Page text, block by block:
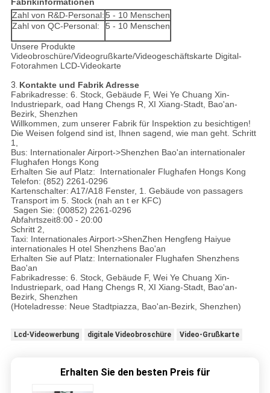
Fabrikinformationen
Zahl von R&D-Personal:5 - 10 Menschen
Zahl von QC-Personal:
5 - 10 Menschen
Unsere Produkte
Videobroschüre/Videogrußkarte/Videogeschäftskarte Digital-
Fotorahmen LCD-Videokarte
3. Kontakte und Fabrik Adresse
Fabrikadresse: 6. Stock, Gebäude F, Wei Ye Chuang Xin-
Industriepark, oad Hang Chengs R, XI Xiang-Stadt, Bao'an-
Bezirk, Shenzhen
Willkommen, zum unserer Fabrik für Inspektion zu besichtigen!
Die Weisen folgend sind ist, Ihnen sagend, wie man geht. Schritt
1,
Bus: Internationaler Airport->Shenzhen Bao'an internationaler
Flughafen Hongs Kong
Erhalten Sie auf Platz: Internationaler Flughafen Hongs Kong
Telefon: (852) 2261-0296
Kartenschalter: A17/A18 Fenster, 1. Gebäude von passagers
Transport im 5. Stock (nah an t er KFC)
Sagen Sie: (00852) 2261-0296
Abfahrtszeit8:00 - 20:00
Schritt 2,
Taxi: Internationales Airport->ShenZhen Hengfeng Haiyue
internationales H otel Shenzhens Bao'an
Erhalten Sie auf Platz: Internationaler Flughafen Shenzhens
Bao'an
Fabrikadresse: 6. Stock, Gebäude F, Wei Ye Chuang Xin-
Industriepark, oad Hang Chengs R, XI Xiang-Stadt, Bao'an-
Bezirk, Shenzhen
(Hoteladresse: Neue Stadtpiazza, Bao'an-Bezirk, Shenzhen)
Lcd-Videowerbung digitale Videobroschüre Video-Grußkarte
Erhalten Sie den besten Preis für